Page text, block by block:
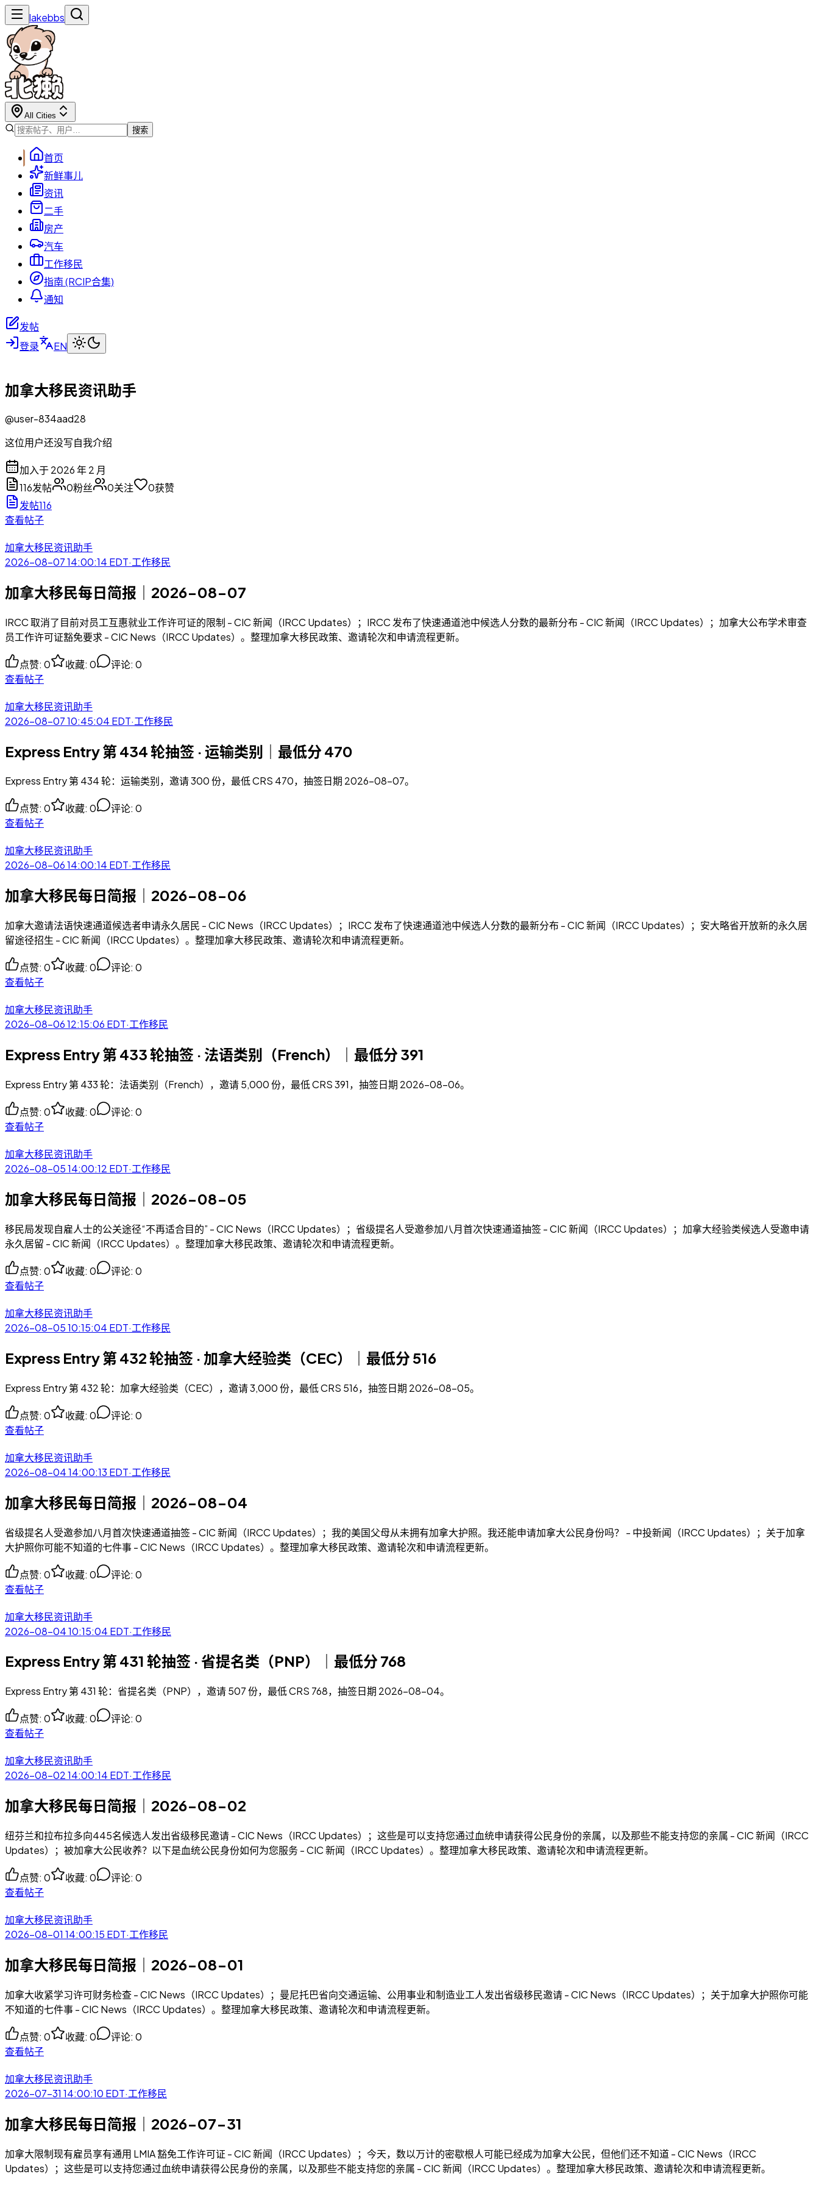
lakebbs
All Cities
搜索
首页
新鲜事儿
资讯
二手
房产
汽车
工作移民
指南 (RCIP合集)
通知
发帖
登录
EN
加拿大移民资讯助手
@user-834aad28
这位用户还没写自我介绍
加入于 2026 年 2 月
116发帖 0粉丝 0关注 0获赞
发帖116
查看帖子
加拿大移民资讯助手
2026-08-07 14:00:14 EDT·工作移民
加拿大移民每日简报｜2026-08-07
IRCC 取消了目前对员工互惠就业工作许可证的限制 - CIC 新闻（IRCC Updates）；IRCC 发布了快速通道池中候选人分数的最新分布 - CIC 新闻（IRCC Updates）；加拿大公布学术审查
员工作许可证豁免要求 - CIC News（IRCC Updates）。整理加拿大移民政策、邀请轮次和申请流程更新。
点赞: 0 收藏: 0 评论: 0
查看帖子
加拿大移民资讯助手
2026-08-07 10:45:04 EDT·工作移民
Express Entry 第 434 轮抽签 · 运输类别｜最低分 470
Express Entry 第 434 轮：运输类别，邀请 300 份，最低 CRS 470，抽签日期 2026-08-07。
点赞: 0 收藏: 0 评论: 0
查看帖子
加拿大移民资讯助手
2026-08-06 14:00:14 EDT·工作移民
加拿大移民每日简报｜2026-08-06
加拿大邀请法语快速通道候选者申请永久居民 - CIC News（IRCC Updates）；IRCC 发布了快速通道池中候选人分数的最新分布 - CIC 新闻（IRCC Updates）；安大略省开放新的永久居
留途径招生 - CIC 新闻（IRCC Updates）。整理加拿大移民政策、邀请轮次和申请流程更新。
点赞: 0 收藏: 0 评论: 0
查看帖子
加拿大移民资讯助手
2026-08-06 12:15:06 EDT·工作移民
Express Entry 第 433 轮抽签 · 法语类别（French）｜最低分 391
Express Entry 第 433 轮：法语类别（French），邀请 5,000 份，最低 CRS 391，抽签日期 2026-08-06。
点赞: 0 收藏: 0 评论: 0
查看帖子
加拿大移民资讯助手
2026-08-05 14:00:12 EDT·工作移民
加拿大移民每日简报｜2026-08-05
移民局发现自雇人士的公关途径“不再适合目的” - CIC News（IRCC Updates）；省级提名人受邀参加八月首次快速通道抽签 - CIC 新闻（IRCC Updates）；加拿大经验类候选人受邀申请
永久居留 - CIC 新闻（IRCC Updates）。整理加拿大移民政策、邀请轮次和申请流程更新。
点赞: 0 收藏: 0 评论: 0
查看帖子
加拿大移民资讯助手
2026-08-05 10:15:04 EDT·工作移民
Express Entry 第 432 轮抽签 · 加拿大经验类（CEC）｜最低分 516
Express Entry 第 432 轮：加拿大经验类（CEC），邀请 3,000 份，最低 CRS 516，抽签日期 2026-08-05。
点赞: 0 收藏: 0 评论: 0
查看帖子
加拿大移民资讯助手
2026-08-04 14:00:13 EDT·工作移民
加拿大移民每日简报｜2026-08-04
省级提名人受邀参加八月首次快速通道抽签 - CIC 新闻（IRCC Updates）；我的美国父母从未拥有加拿大护照。我还能申请加拿大公民身份吗？ - 中投新闻（IRCC Updates）；关于加拿
大护照你可能不知道的七件事 - CIC News（IRCC Updates）。整理加拿大移民政策、邀请轮次和申请流程更新。
点赞: 0 收藏: 0 评论: 0
查看帖子
加拿大移民资讯助手
2026-08-04 10:15:04 EDT·工作移民
Express Entry 第 431 轮抽签 · 省提名类（PNP）｜最低分 768
Express Entry 第 431 轮：省提名类（PNP），邀请 507 份，最低 CRS 768，抽签日期 2026-08-04。
点赞: 0 收藏: 0 评论: 0
查看帖子
加拿大移民资讯助手
2026-08-02 14:00:14 EDT·工作移民
加拿大移民每日简报｜2026-08-02
纽芬兰和拉布拉多向445名候选人发出省级移民邀请 - CIC News（IRCC Updates）；这些是可以支持您通过血统申请获得公民身份的亲属，以及那些不能支持您的亲属 - CIC 新闻（IRCC
Updates）；被加拿大公民收养？以下是血统公民身份如何为您服务 - CIC 新闻（IRCC Updates）。整理加拿大移民政策、邀请轮次和申请流程更新。
点赞: 0 收藏: 0 评论: 0
查看帖子
加拿大移民资讯助手
2026-08-01 14:00:15 EDT·工作移民
加拿大移民每日简报｜2026-08-01
加拿大收紧学习许可财务检查 - CIC News（IRCC Updates）；曼尼托巴省向交通运输、公用事业和制造业工人发出省级移民邀请 - CIC News（IRCC Updates）；关于加拿大护照你可能
不知道的七件事 - CIC News（IRCC Updates）。整理加拿大移民政策、邀请轮次和申请流程更新。
点赞: 0 收藏: 0 评论: 0
查看帖子
加拿大移民资讯助手
2026-07-31 14:00:10 EDT·工作移民
加拿大移民每日简报｜2026-07-31
加拿大限制现有雇员享有通用 LMIA 豁免工作许可证 - CIC 新闻（IRCC Updates）；今天，数以万计的密歇根人可能已经成为加拿大公民，但他们还不知道 - CIC News（IRCC
Updates）；这些是可以支持您通过血统申请获得公民身份的亲属，以及那些不能支持您的亲属 - CIC 新闻（IRCC Updates）。整理加拿大移民政策、邀请轮次和申请流程更新。